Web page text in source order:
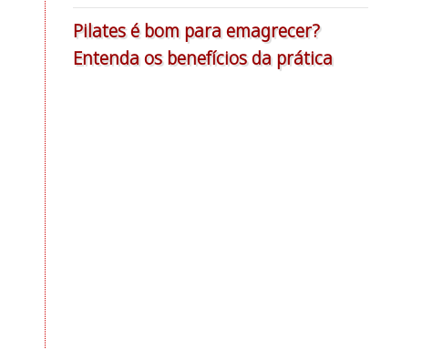
Pilates é bom para emagrecer?
Entenda os benefícios da prática